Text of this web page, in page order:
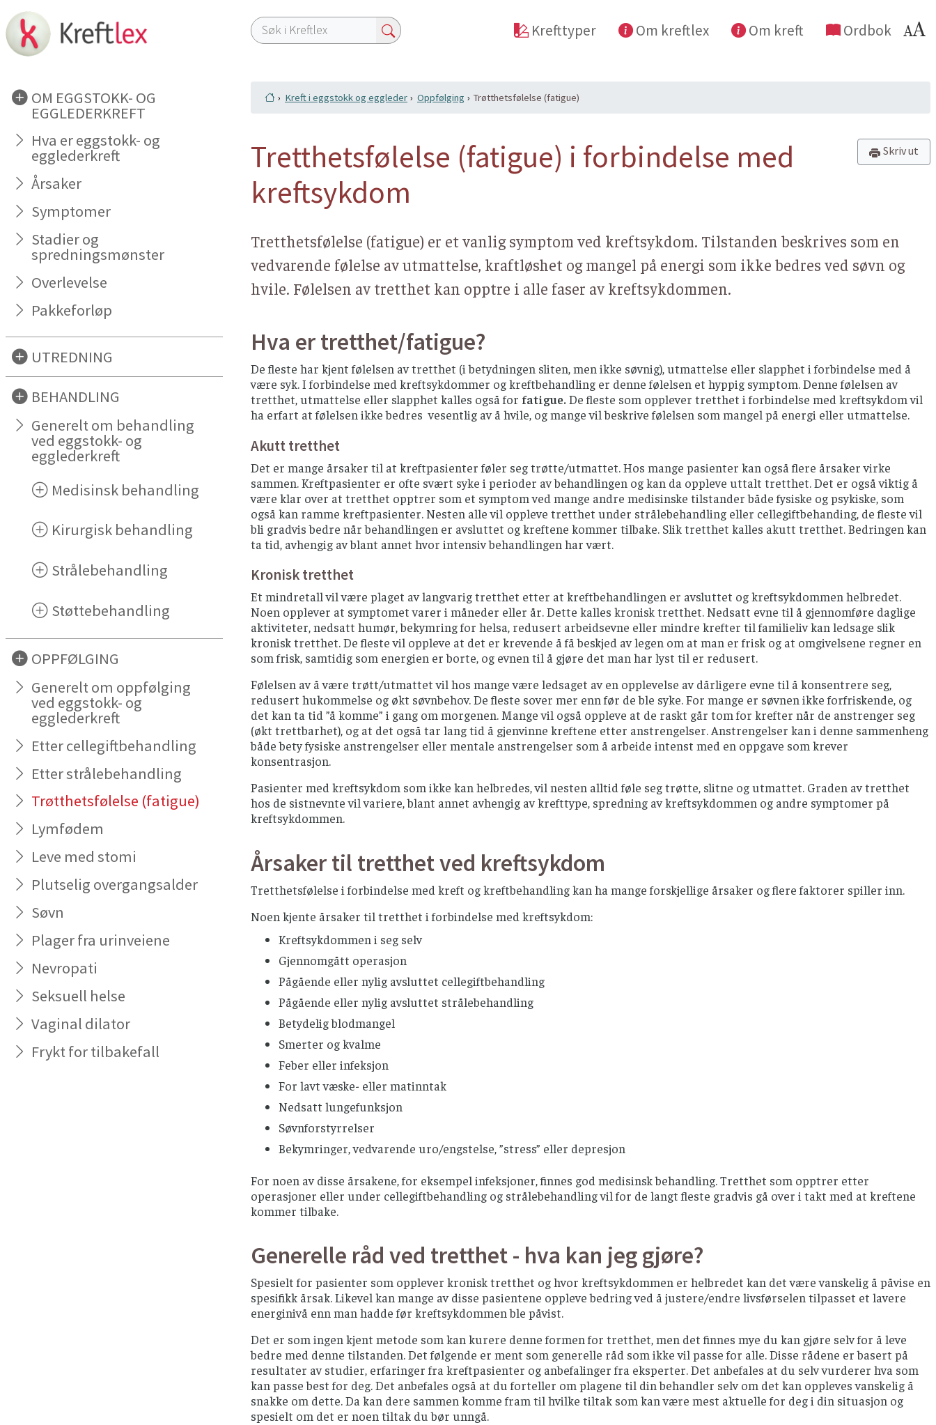
OM EGGSTOKK- OG
EGGLEDERKREFT
Hva er eggstokk- og
egglederkreft
Årsaker
Symptomer
Stadier og
spredningsmønster
Overlevelse
Pakkeforløp
UTREDNING
BEHANDLING
Generelt om behandling
ved eggstokk- og
egglederkreft
Medisinsk behandling
Kirurgisk behandling
Strålebehandling
Støttebehandling
OPPFØLGING
Generelt om oppfølging
ved eggstokk- og
egglederkreft
Etter cellegiftbehandling
Etter strålebehandling
Trøtthetsfølelse (fatigue)
Lymfødem
Leve med stomi
Plutselig overgangsalder
Søvn
Plager fra urinveiene
Nevropati
Seksuell helse
Vaginal dilator
Frykt for tilbakefall
Krefttyper Om kreftlex Om kreft Ordbok
Kreft i eggstokk og eggleder Oppfølging Trøtthetsfølelse (fatigue)
Skriv ut
Tretthetsfølelse (fatigue) i forbindelse med
kreftsykdom
Tretthetsfølelse (fatigue) er et vanlig symptom ved kreftsykdom. Tilstanden beskrives som en
vedvarende følelse av utmattelse, kraftløshet og mangel på energi som ikke bedres ved søvn og
hvile. Følelsen av tretthet kan opptre i alle faser av kreftsykdommen.
Hva er tretthet/fatigue?
De fleste har kjent følelsen av tretthet (i betydningen sliten, men ikke søvnig), utmattelse eller slapphet i forbindelse med å
være syk. I forbindelse med kreftsykdommer og kreftbehandling er denne følelsen et hyppig symptom. Denne følelsen av
tretthet, utmattelse eller slapphet kalles også for fatigue.De fleste som opplever tretthet i forbindelse med kreftsykdom vil
ha erfart at følelsen ikke bedres vesentlig av å hvile, og mange vil beskrive følelsen som mangel på energi eller utmattelse.
Akutt tretthet
Det er mange årsaker til at kreftpasienter føler seg trøtte/utmattet. Hos mange pasienter kan også flere årsaker virke
sammen. Kreftpasienter er ofte svært syke i perioder av behandlingen og kan da oppleve uttalt tretthet. Det er også viktig å
være klar over at tretthet opptrer som et symptom ved mange andre medisinske tilstander både fysiske og psykiske, som
også kan ramme kreftpasienter. Nesten alle vil oppleve tretthet under strålebehandling eller cellegiftbehanding, de fleste vil
bli gradvis bedre når behandlingen er avsluttet og kreftene kommer tilbake. Slik tretthet kalles akutt tretthet. Bedringen kan
ta tid, avhengig av blant annet hvor intensiv behandlingen har vært.
Kronisk tretthet
Et mindretall vil være plaget av langvarig tretthet etter at kreftbehandlingen er avsluttet og kreftsykdommen helbredet.
Noen opplever at symptomet varer i måneder eller år. Dette kalles kronisk tretthet. Nedsatt evne til å gjennomføre daglige
aktiviteter, nedsatt humør, bekymring for helsa, redusert arbeidsevne eller mindre krefter til familieliv kan ledsage slik
kronisk tretthet. De fleste vil oppleve at det er krevende å få beskjed av legen om at man er frisk og at omgivelsene regner en
som frisk, samtidig som energien er borte, og evnen til å gjøre det man har lyst til er redusert.
Følelsen av å være trøtt/utmattet vil hos mange være ledsaget av en opplevelse av dårligere evne til å konsentrere seg,
redusert hukommelse og økt søvnbehov. De fleste sover mer enn før de ble syke. For mange er søvnen ikke forfriskende, og
det kan ta tid ”å komme” i gang om morgenen. Mange vil også oppleve at de raskt går tom for krefter når de anstrenger seg
(økt trettbarhet), og at det også tar lang tid å gjenvinne kreftene etter anstrengelser. Anstrengelser kan i denne sammenheng
både bety fysiske anstrengelser eller mentale anstrengelser som å arbeide intenst med en oppgave som krever
konsentrasjon.
Pasienter med kreftsykdom som ikke kan helbredes, vil nesten alltid føle seg trøtte, slitne og utmattet. Graden av tretthet
hos de sistnevnte vil variere, blant annet avhengig av krefttype, spredning av kreftsykdommen og andre symptomer på
kreftsykdommen.
Årsaker til tretthet ved kreftsykdom
Tretthetsfølelse i forbindelse med kreft og kreftbehandling kan ha mange forskjellige årsaker og flere faktorer spiller inn.
Noen kjente årsaker til tretthet i forbindelse med kreftsykdom:
Kreftsykdommen i seg selv
Gjennomgått operasjon
Pågående eller nylig avsluttet cellegiftbehandling
Pågående eller nylig avsluttet strålebehandling
Betydelig blodmangel
Smerter og kvalme
Feber eller infeksjon
For lavt væske- eller matinntak
Nedsatt lungefunksjon
Søvnforstyrrelser
Bekymringer, vedvarende uro/engstelse, ”stress” eller depresjon
For noen av disse årsakene, for eksempel infeksjoner, finnes god medisinsk behandling. Tretthet som opptrer etter
operasjoner eller under cellegiftbehandling og strålebehandling vil for de langt fleste gradvis gå over i takt med at kreftene
kommer tilbake.
Generelle råd ved tretthet - hva kan jeg gjøre?
Spesielt for pasienter som opplever kronisk tretthet og hvor kreftsykdommen er helbredet kan det være vanskelig å påvise en
spesifikk årsak. Likevel kan mange av disse pasientene oppleve bedring ved å justere/endre livsførselen tilpasset et lavere
energinivå enn man hadde før kreftsykdommen ble påvist.
Det er som ingen kjent metode som kan kurere denne formen for tretthet, men det finnes mye du kan gjøre selv for å leve
bedre med denne tilstanden. Det følgende er ment som generelle råd som ikke vil passe for alle. Disse rådene er basert på
resultater av studier, erfaringer fra kreftpasienter og anbefalinger fra eksperter. Det anbefales at du selv vurderer hva som
kan passe best for deg. Det anbefales også at du forteller om plagene til din behandler selv om det kan oppleves vanskelig å
snakke om dette. Da kan dere sammen komme fram til hvilke tiltak som kan være mest aktuelle for deg i din situasjon og
spesielt om det er noen tiltak du bør unngå.